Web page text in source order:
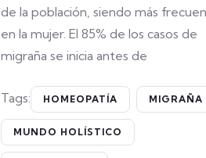
de la población, siendo más
en la mujer. El 85% de los casos de
migraña se inicia antes de
Tags: HOMEOPATÍA MIGRAÑA
MUNDO HOLÍSTICO